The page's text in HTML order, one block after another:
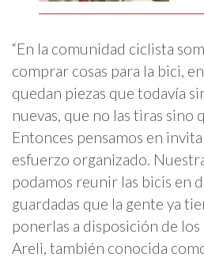
“En la comunidad ciclista
comprar cosas para la bici,
quedan piezas que todavía
nuevas, que no las tiras sino
Entonces pensamos en
esfuerzo organizado.
podamos reunir las bicis en
guardadas que la gente ya
ponerlas a disposición de los
Areli, también conocida